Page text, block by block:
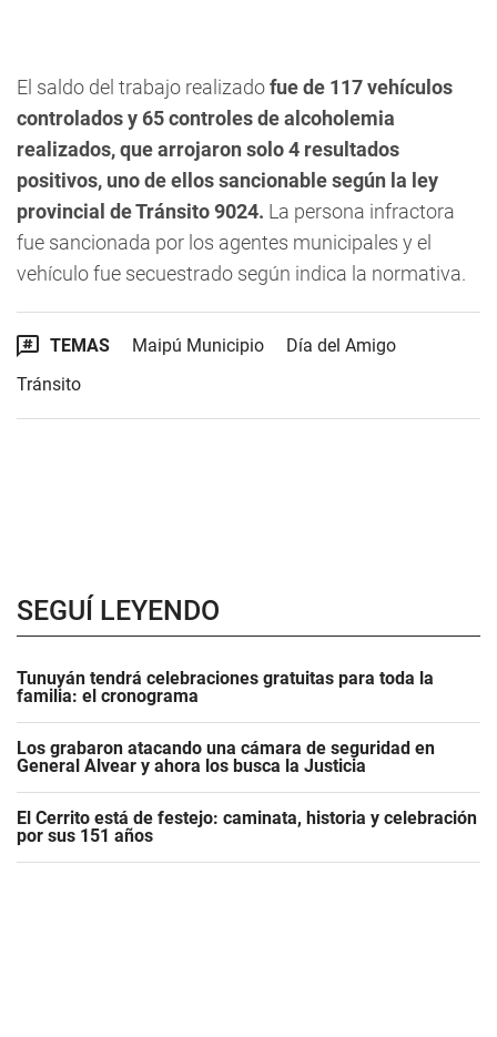
El saldo del trabajo realizadofue de 117 vehículos
controlados y 65 controles de alcoholemia
realizados, que arrojaron solo 4 resultados
positivos, uno de ellos sancionable según la ley
provincial de Tránsito 9024. La persona infractora
fue sancionada por los agentes municipales y el
vehículo fue secuestrado según indica la normativa.
TEMAS Maipú Municipio
Día del Amigo
Tránsito
SEGUÍ LEYENDO
Tunuyán tendrá celebraciones gratuitas para toda la
familia: el cronograma
Los grabaron atacando una cámara de seguridad en
General Alvear y ahora los busca la Justicia
El Cerrito está de festejo: caminata, historia y celebración
por sus 151 años